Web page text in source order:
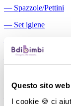
Questo sito
I cookie 🍪 ci
― Spazzole/Pettini
― Set igiene
Aspiratori nasali
―
Cuscini